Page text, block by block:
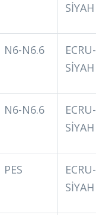
SİYAH
N6-N6.6
ECRU-
SİYAH
N6-N6.6
ECRU-
SİYAH
PES
ECRU-
SİYAH